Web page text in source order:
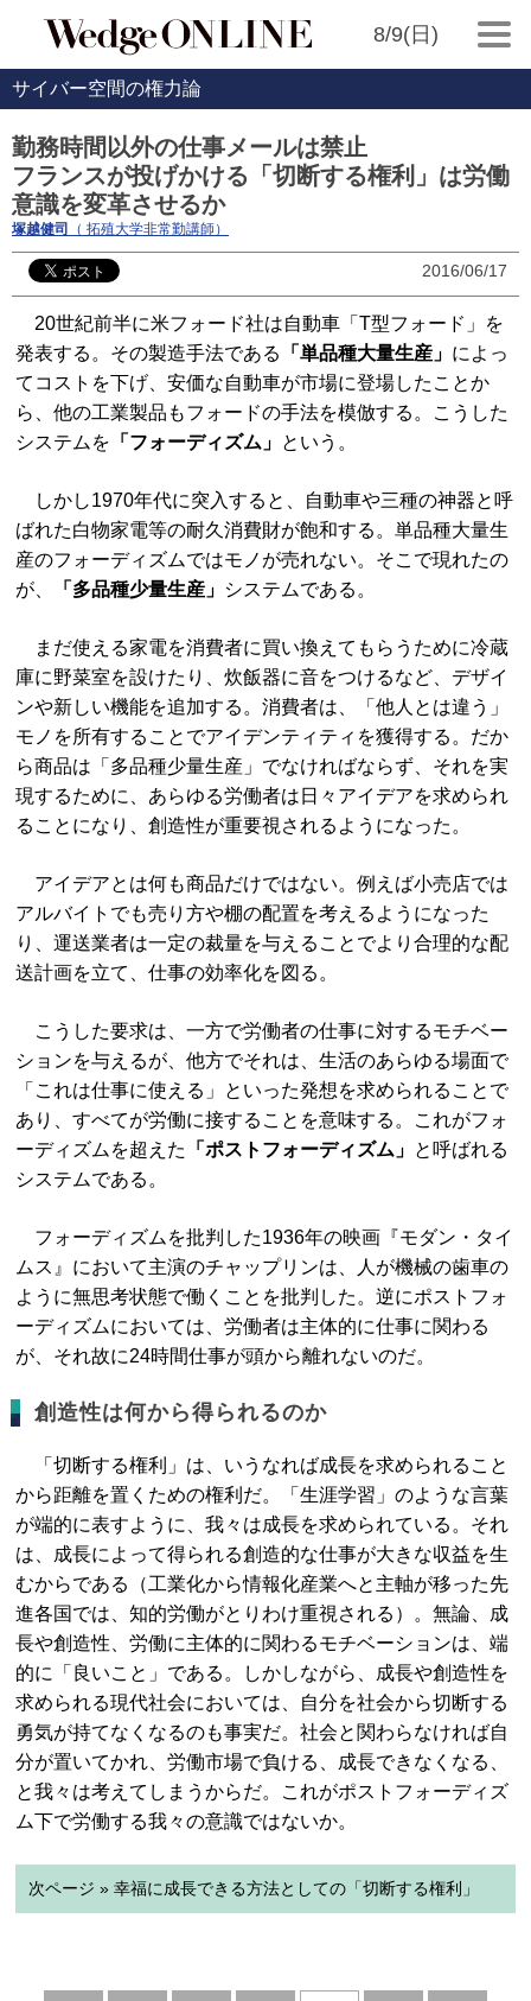
8/9(日)
サイバー空間の権力論
勤務時間以外の仕事メールは禁止
フランスが投げかける「切断する権利」は労働
意識を変革させるか
塚越健司 （ 拓殖大学非常勤講師）
2016/06/17
20世紀前半に米フォード社は自動車「T型フォード」を
発表する。その製造手法である
「単品種大量生産」 によっ
てコストを下げ、安価な自動車が市場に登場したことか
ら、他の工業製品もフォードの手法を模倣する。こうした
システムを 「フォーディズム」 という。
しかし1970年代に突入すると、自動車や三種の神器と呼
ばれた白物家電等の耐久消費財が飽和する。単品種大量生
産のフォーディズムではモノが売れない。そこで現れたの
が、
「多品種少量生産」 システムである。
まだ使える家電を消費者に買い換えてもらうために冷蔵
庫に野菜室を設けたり、炊飯器に音をつけるなど、デザイ
ンや新しい機能を追加する。消費者は、「他人とは違う」
モノを所有することでアイデンティティを獲得する。だか
ら商品は「多品種少量生産」でなければならず、それを実
現するために、あらゆる労働者は日々アイデアを求められ
ることになり、創造性が重要視されるようになった。
アイデアとは何も商品だけではない。例えば小売店では
アルバイトでも売り方や棚の配置を考えるようになった
り、運送業者は一定の裁量を与えることでより合理的な配
送計画を立て、仕事の効率化を図る。
こうした要求は、一方で労働者の仕事に対するモチベー
ションを与えるが、他方でそれは、生活のあらゆる場面で
「これは仕事に使える」といった発想を求められることで
あり、すべてが労働に接することを意味する。これがフォ
ーディズムを超えた
「ポストフォーディズム」 と呼ばれる
システムである。
フォーディズムを批判した1936年の映画『モダン・タイ
ムス』において主演のチャップリンは、人が機械の歯車の
ように無思考状態で働くことを批判した。逆にポストフォ
ーディズムにおいては、労働者は主体的に仕事に関わる
が、それ故に24時間仕事が頭から離れないのだ。
創造性は何から得られるのか
「切断する権利」は、いうなれば成長を求められること
から距離を置くための権利だ。「生涯学習」のような言葉
が端的に表すように、我々は成長を求められている。それ
は、成長によって得られる創造的な仕事が大きな収益を生
むからである（工業化から情報化産業へと主軸が移った先
進各国では、知的労働がとりわけ重視される）。無論、成
長や創造性、労働に主体的に関わるモチベーションは、端
的に「良いこと」である。しかしながら、成長や創造性を
求められる現代社会においては、自分を社会から切断する
勇気が持てなくなるのも事実だ。社会と関わらなければ自
分が置いてかれ、労働市場で負ける、成長できなくなる、
と我々は考えてしまうからだ。これがポストフォーディズ
ム下で労働する我々の意識ではないか。
次ページ » 幸福に成長できる方法としての「切断する権利」